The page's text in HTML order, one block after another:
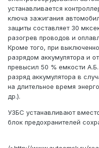
устанавливается
ключа зажигания
защиты составляет 30
разогрев проводов и
Кроме того, при
разрядом аккумулятора и
превысил 50 % емкости
разряд аккумулятора в
на длительное время
др.).
УЗБС устанавливают
блок предохранителей